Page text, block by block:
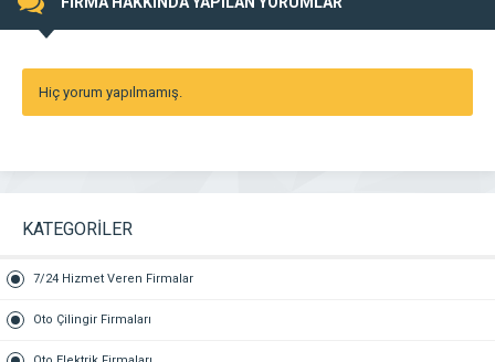
Hiç yorum yapılmamış.
KATEGORİLER
7/24 Hizmet Veren Firmalar
Oto Çilingir Firmaları